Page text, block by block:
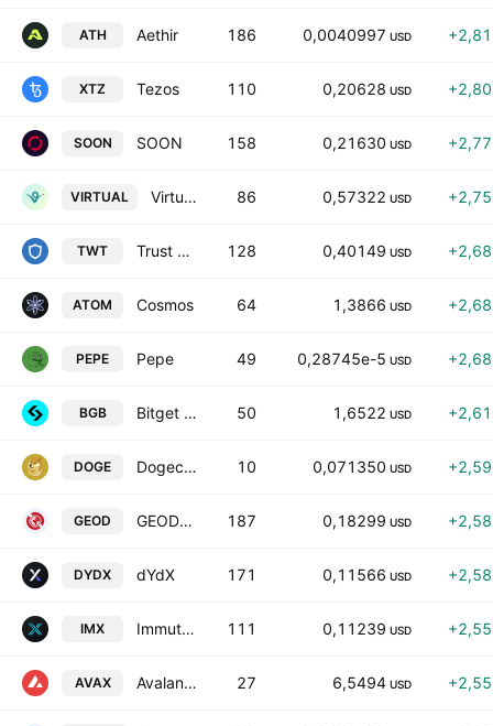
ATH Aethir 186 0,0040997 USD
XTZ Tezos 110 0,20628 USD
SOON SOON 158 0,21630 USD
VIRTUAL Virtuals Protocol 86 0,57322 USD
TWT Trust Wallet Token 128 0,40149 USD
ATOM Cosmos 64 1,3866 USD
PEPE Pepe 49 0,28745e-5 USD
BGB Bitget Token 50 1,6522 USD
DOGE Dogecoin 10 0,071350 USD
GEOD GEODNET 187 0,18299 USD
DYDX dYdX 171 0,11566 USD
IMX Immutable 111 0,11239 USD
AVAX Avalanche 27 6,5494 USD